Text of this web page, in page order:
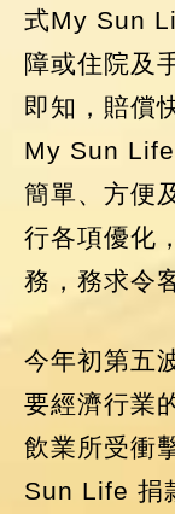
式My Sun
障或住院及
即知，賠償
My Sun
簡單、方便
行各項優化
務，務求令
今年初第五
要經濟行業
飲業所受衝
Sun Life 捐